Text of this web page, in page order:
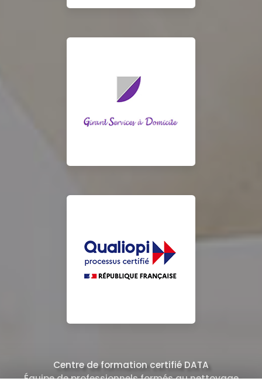
Centre de formation certifié DATA
Équipe de professionnels formés au nettoyage